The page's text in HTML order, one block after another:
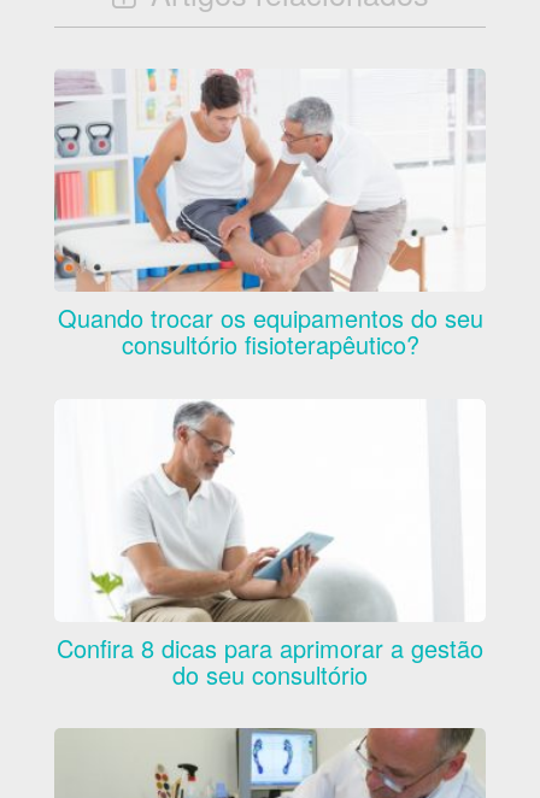
Quando trocar os equipamentos do seu
consultório fisioterapêutico?
Confira 8 dicas para aprimorar a gestão
do seu consultório